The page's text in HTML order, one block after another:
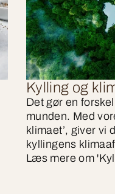
Kylling og
Det gør en
munden. Med
klimaet’, giver vi
kyllingens
Læs mere om